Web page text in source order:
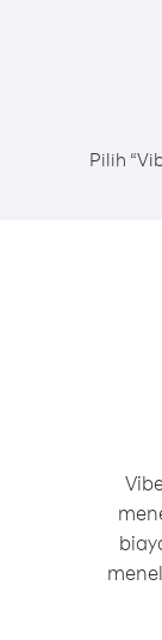
Pilih